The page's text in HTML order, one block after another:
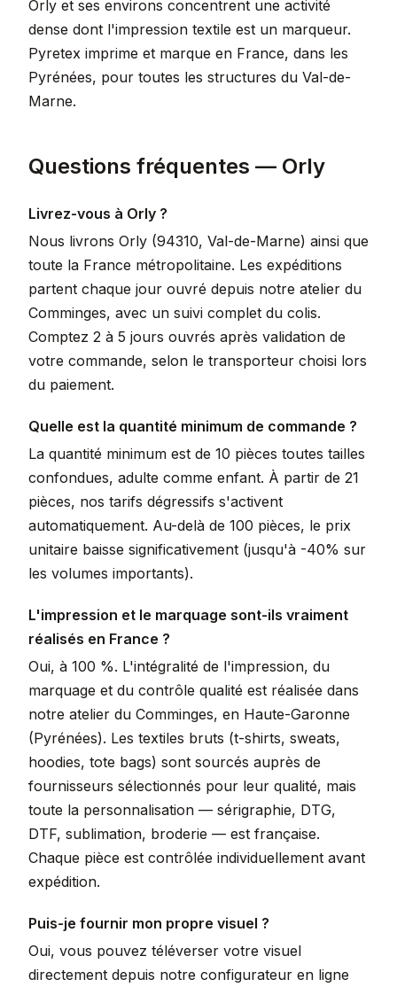
Orly et ses environs concentrent une activité
dense dont l'impression textile est un marqueur.
Pyretex imprime et marque en France, dans les
Pyrénées, pour toutes les structures du Val-de-
Marne.
Questions fréquentes — Orly
Livrez-vous à Orly ?
Nous livrons Orly (94310, Val-de-Marne) ainsi que
toute la France métropolitaine. Les expéditions
partent chaque jour ouvré depuis notre atelier du
Comminges, avec un suivi complet du colis.
Comptez 2 à 5 jours ouvrés après validation de
votre commande, selon le transporteur choisi lors
du paiement.
Quelle est la quantité minimum de commande ?
La quantité minimum est de 10 pièces toutes tailles
confondues, adulte comme enfant. À partir de 21
pièces, nos tarifs dégressifs s'activent
automatiquement. Au-delà de 100 pièces, le prix
unitaire baisse significativement (jusqu'à -40% sur
les volumes importants).
L'impression et le marquage sont-ils vraiment
réalisés en France ?
Oui, à 100 %. L'intégralité de l'impression, du
marquage et du contrôle qualité est réalisée dans
notre atelier du Comminges, en Haute-Garonne
(Pyrénées). Les textiles bruts (t-shirts, sweats,
hoodies, tote bags) sont sourcés auprès de
fournisseurs sélectionnés pour leur qualité, mais
toute la personnalisation — sérigraphie, DTG,
DTF, sublimation, broderie — est française.
Chaque pièce est contrôlée individuellement avant
expédition.
Puis-je fournir mon propre visuel ?
Oui, vous pouvez téléverser votre visuel
directement depuis notre configurateur en ligne